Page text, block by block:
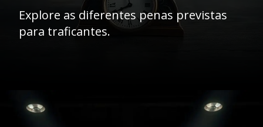
Explore as diferentes penas previstas
para traficantes.
Opening